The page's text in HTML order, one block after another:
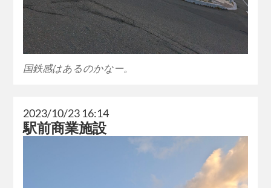
国鉄感はあるのかなー。
2023/10/23 16:14
駅前商業施設